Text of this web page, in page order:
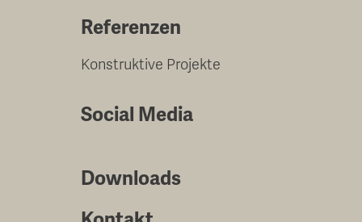
Referenzen
Konstruktive Projekte
Social Media
Downloads